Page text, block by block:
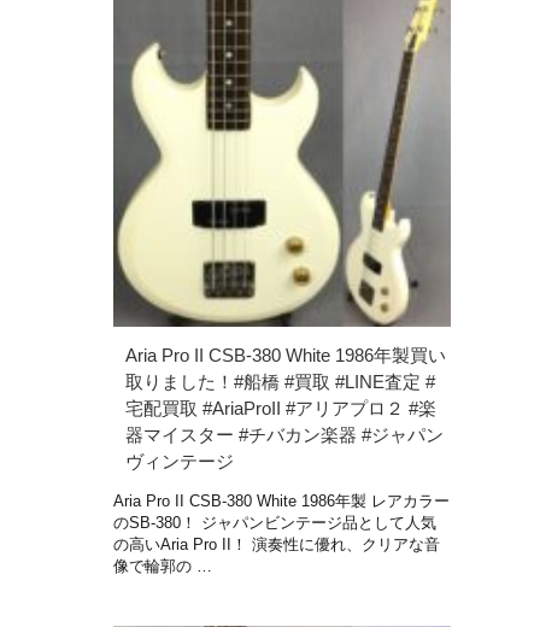
Aria Pro II CSB-380 White 1986年製買い
取りました！#船橋 #買取 #LINE査定 #
宅配買取 #AriaProII #アリアプロ２ #楽
器マイスター #チバカン楽器 #ジャパン
ヴィンテージ
Aria Pro II CSB-380 White 1986年製 レアカラー
のSB-380！ ジャパンビンテージ品として人気
の高いAria Pro II！ 演奏性に優れ、クリアな音
像で輪郭の …